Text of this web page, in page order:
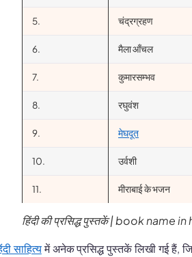
5. चंद्रग्रहण
6. मैला आँचल
7. कुमारसम्भव
8. रघुवंश
9. मेघदूत
10. उर्वशी
11. मीराबाई के भजन
हिंदी की प्रसिद्ध पुस्तकें | book name
साहित्यमें अनेक प्रसिद्ध पुस्तकें लिखी गई हैं,